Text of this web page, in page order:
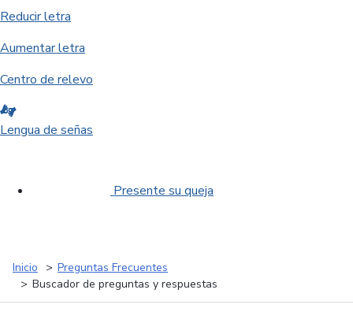
Reducir letra
Aumentar letra
Centro de relevo
Lengua de señas
Presente su queja
Inicio
Preguntas Frecuentes
Buscador de preguntas y respuestas